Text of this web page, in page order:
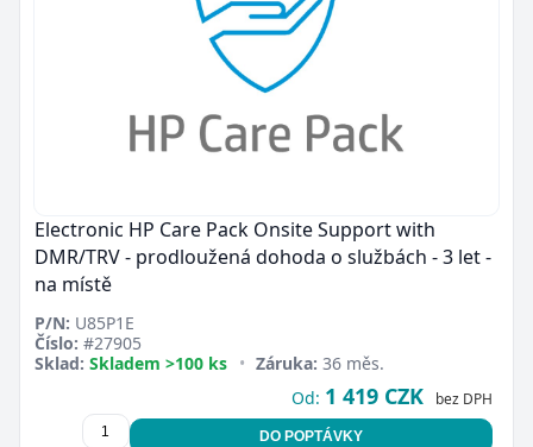
Electronic HP Care Pack Onsite Support with
DMR/TRV - prodloužená dohoda o službách - 3 let -
na místě
P/N: U85P1E
Číslo: #27905
Sklad: Skladem >100 ks • Záruka: 36 měs.
Od: 1 419 CZK bez DPH
DO POPTÁVKY